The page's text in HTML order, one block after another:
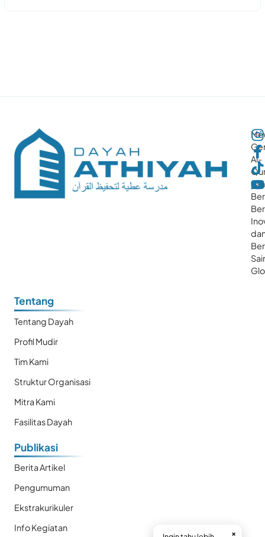
Al-
Tentang
Tentang Dayah
Profil Mudir
Tim Kami
Struktur Organisasi
Mitra Kami
Fasilitas Dayah
Publikasi
Berita Artikel
Pengumuman
Ekstrakurikuler
Info Kegiatan
×